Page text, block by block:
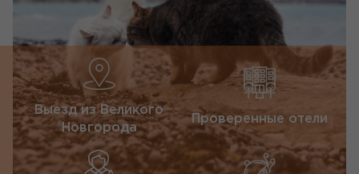
Выезд из Великого
Новгорода
Проверенные отели